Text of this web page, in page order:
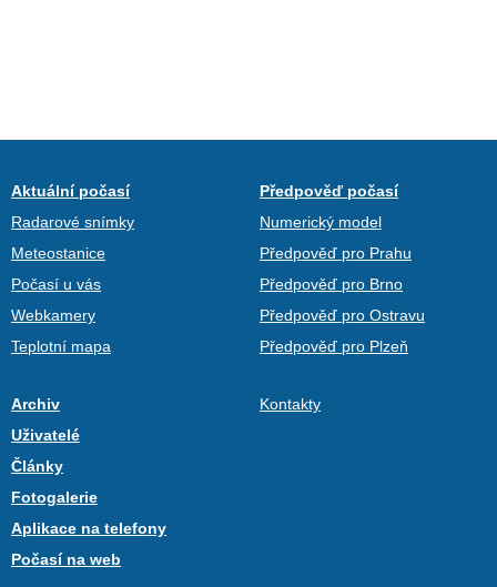
Aktuální počasí
Radarové snímky
Meteostanice
Počasí u vás
Webkamery
Teplotní mapa
Předpověď počasí
Numerický model
Předpověď pro Prahu
Předpověď pro Brno
Předpověď pro Ostravu
Předpověď pro Plzeň
Archiv
Uživatelé
Články
Fotogalerie
Aplikace na telefony
Počasí na web
Kontakty